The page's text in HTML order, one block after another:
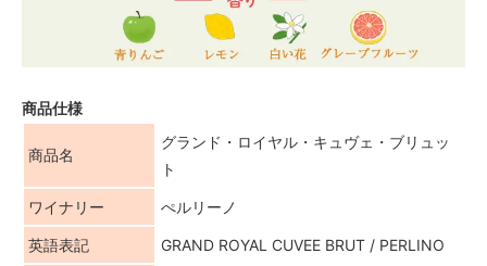
商品仕様
商品名
グランド・ロイヤル・キュヴェ・ブリュッ
ト
ワイナリー ぺルリーノ
英語表記 GRAND ROYAL CUVEE BRUT / PERLINO